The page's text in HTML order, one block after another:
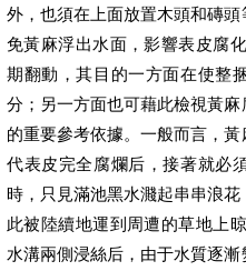
外，也須在上面放置木頭和磚
免黃麻浮出水面，影響表皮腐
期翻動，其目的一方面在使整
分；另一方面也可藉此檢視黃
的重要參考依據。一般而言，
代表皮完全腐爛后，接著就必
時，只見滿池黑水濺起串串浪
此被陸續地運到周遭的草地上
水溝兩側浸絲后，由于水質逐